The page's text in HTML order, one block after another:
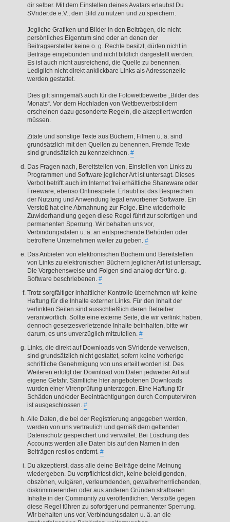
dir selber. Mit dem Einstellen deines Avatars erlaubst Du
SVrider.de e.V., dein Bild zu nutzen und zu speichern.
Jegliche Grafiken und Bilder in den Beiträgen, die nicht
persönliches Eigentum sind oder an denen der
Beitragsersteller keine o. g. Rechte besitzt, dürfen nicht in
Beiträge eingebunden und nicht bildlich dargestellt werden.
Es ist auch nicht ausreichend, die Quelle zu benennen.
Lediglich nicht direkt anklickbare Links als Adressenzeile
werden gestattet.
Dies gilt sinngemäß auch für die Fotowettbewerbe „Bilder des
Monats“. Vor dem Hochladen von Wettbewerbsbildern
erscheinen dazu gesonderte Regeln, die akzeptiert werden
müssen.
Zitate und sonstige Texte aus Büchern, Filmen u. ä. sind
grundsätzlich mit den Quellen zu benennen. Fremde Texte
sind grundsätzlich zu kennzeichnen. #
Das Fragen nach, Bereitstellen von, Einstellen von Links zu
Programmen und Software jeglicher Art ist untersagt. Dieses
Verbot betrifft auch im Internet frei erhältliche Shareware oder
Freeware, ebenso Onlinespiele. Erlaubt ist das Besprechen
der Nutzung und Anwendung legal erworbener Software. Ein
Verstoß hat eine Abmahnung zur Folge. Eine wiederholte
Zuwiderhandlung gegen diese Regel führt zur sofortigen und
permanenten Sperrung. Wir behalten uns vor,
Verbindungsdaten u. ä. an entsprechende Behörden oder
betroffene Unternehmen weiter zu geben. #
Das Anbieten von elektronischen Büchern und Bereitstellen
von Links zu elektronischen Büchern jeglicher Art ist untersagt.
Die Vorgehensweise und Folgen sind analog der für o. g.
Software beschriebenen. #
Trotz sorgfältiger inhaltlicher Kontrolle übernehmen wir keine
Haftung für die Inhalte externer Links. Für den Inhalt der
verlinkten Seiten sind ausschließlich deren Betreiber
verantwortlich. Sollte eine externe Seite, die wir verlinkt haben,
dennoch gesetzesverletzende Inhalte beinhalten, bitte wir
darum, es uns unverzüglich mitzuteilen. #
Links, die direkt auf Downloads von SVrider.de verweisen,
sind grundsätzlich nicht gestattet, sofern keine vorherige
schriftliche Genehmigung von uns erteilt worden ist. Des
Weiteren erfolgt der Download von Daten jedweder Art auf
eigene Gefahr. Sämtliche hier angebotenen Downloads
wurden einer Virenprüfung unterzogen. Eine Haftung für
Schäden und/oder Beeinträchtigungen durch Computerviren
ist ausgeschlossen. #
Alle Daten, die bei der Registrierung angegeben werden,
werden von uns vertraulich und gemäß dem geltenden
Datenschutz gespeichert und verwaltet. Bei Löschung des
Accounts werden alle Daten bis auf den Namen in den
Beiträgen restlos entfernt. #
Du akzeptierst, dass alle deine Beiträge deine Meinung
wiedergeben. Du verpflichtest dich, keine beleidigenden,
obszönen, vulgären, verleumdenden, gewaltverherrlichenden,
diskriminierenden oder aus anderen Gründen strafbaren
Inhalte in der Community zu veröffentlichen. Verstöße gegen
diese Regel führen zu sofortiger und permanenter Sperrung.
Wir behalten uns vor, Verbindungsdaten u. ä. an die